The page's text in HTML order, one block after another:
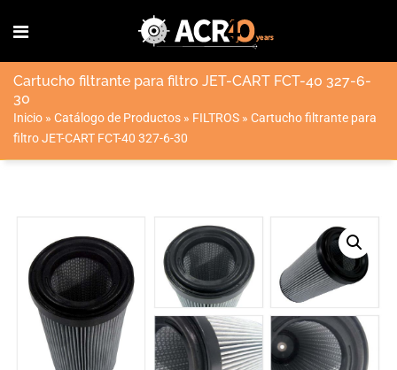
Cartucho filtrante para filtro JET-CART FCT-40 327-6-
30
Inicio » Catálogo de Productos » FILTROS » Cartucho filtrante para
filtro JET-CART FCT-40 327-6-30